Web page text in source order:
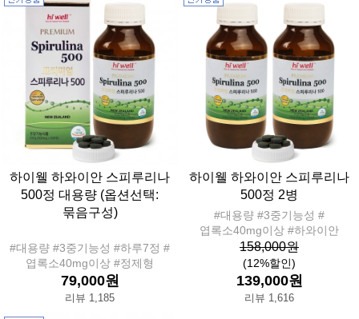
하이웰 하와이안 스피루리나
500정 대용량 (옵션선택:
묶음구성)
#대용량 #3중기능성 #하루7정 #
엽록소40mg이상 #정제형
79,000원
리뷰 1,185
하이웰 하와이안 스피루리나
500정 2병
#대용량 #3중기능성 #
엽록소40mg이상 #하와이안
158,000원
(12%할인)
139,000원
리뷰 1,616